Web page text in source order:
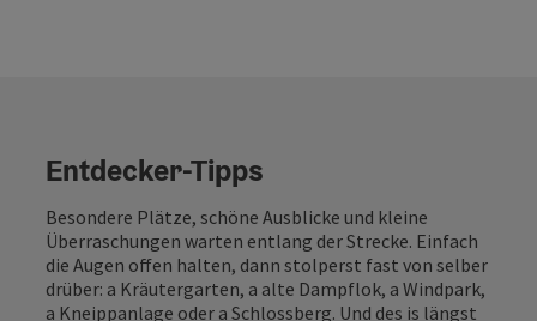
Entdecker-Tipps
Besondere Plätze, schöne Ausblicke und kleine
Überraschungen warten entlang der Strecke. Einfach
die Augen offen halten, dann stolperst fast von selber
drüber: a Kräutergarten, a alte Dampflok, a Windpark,
a Kneippanlage oder a Schlossberg. Und des is längst